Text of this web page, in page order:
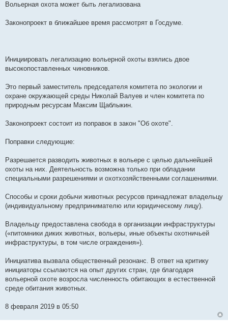
о
е
Вольерная охота может быть легализована
Законопроект в ближайшее время рассмотрят в Госдуме.
Инициировать легализацию вольерной охоты взялись двое
высокопоставленных чиновников.
Это первый заместитель председателя комитета по экологии и
охране окружающей среды Николай Валуев и член комитета по
природным ресурсам Максим Щаблыкин.
Законопроект состоит из поправок в закон "Об охоте".
Поправки следующие:
Разрешается разводить животных в вольере с целью дальнейшей
охоты на них. Деятельность возможна только при обладании
специальными разрешениями и охотхозяйственными соглашениями.
Способы и сроки добычи животных ресурсов принадлежат владельцу
(индивидуальному предпринимателю или юридическому лицу).
Владельцу предоставлена свобода в организации инфраструктуры
(«питомники диких животных, вольеры, иные объекты охотничьей
инфраструктуры, в том числе ограждения»).
Инициатива вызвала общественный резонанс. В ответ на критику
инициаторы ссылаются на опыт других стран, где благодаря
вольерной охоте возросла численность обитающих в естественной
среде обитания животных.
8 февраля 2019 в 05:50